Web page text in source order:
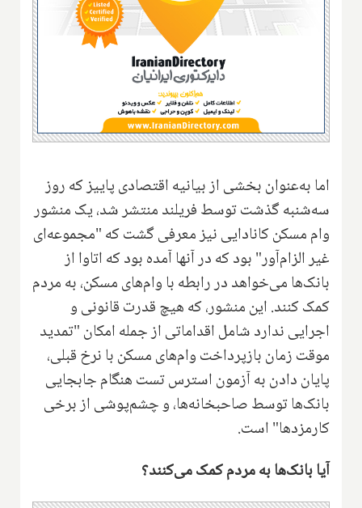
اما به‌عنوان بخشی از بیانیه اقتصادی پاییز که روز
سه‌شنبه گذشت توسط فریلند منتشر شد، یک منشور
وام مسکن کانادایی نیز معرفی گشت که "مجموعه‌ای
غیر الزام‌آور" بود که در آنها آمده بود که اتاوا از
بانک‌ها می‌خواهد در رابطه با وام‌های مسکن، به مردم
کمک کنند. این منشور، که هیچ قدرت قانونی و
اجرایی ندارد شامل اقداماتی از جمله امکان "تمدید
موقت زمان بازپرداخت وام‌های مسکن با نرخ قبلی،
پایان دادن به آزمون استرس تست هنگام جابجایی
بانک‌ها توسط صاحبخانه‌ها، و چشم‌پوشی از برخی
کارمزدها" است.
آیا بانک‌ها به مردم کمک می‌کنند؟